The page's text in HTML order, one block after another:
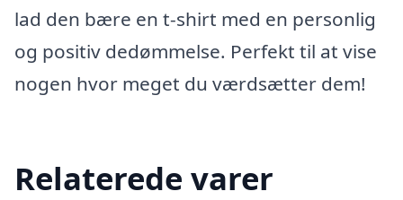
lad den bære en t-shirt med en personlig
og positiv dedømmelse. Perfekt til at vise
nogen hvor meget du værdsætter dem!
Relaterede varer